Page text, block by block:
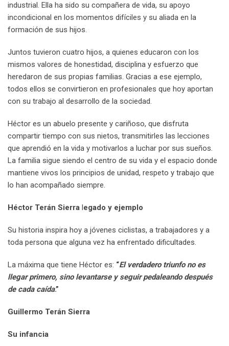
industrial. Ella ha sido su compañera de vida, su apoyo
incondicional en los momentos difíciles y su aliada en la
formación de sus hijos.
Juntos tuvieron cuatro hijos, a quienes educaron con los
mismos valores de honestidad, disciplina y esfuerzo que
heredaron de sus propias familias. Gracias a ese ejemplo,
todos ellos se convirtieron en profesionales que hoy aportan
con su trabajo al desarrollo de la sociedad.
Héctor es un abuelo presente y cariñoso, que disfruta
compartir tiempo con sus nietos, transmitirles las lecciones
que aprendió en la vida y motivarlos a luchar por sus sueños.
La familia sigue siendo el centro de su vida y el espacio donde
mantiene vivos los principios de unidad, respeto y trabajo que
lo han acompañado siempre.
Héctor Terán Sierra legado y ejemplo
Su historia inspira hoy a jóvenes ciclistas, a trabajadores y a
toda persona que alguna vez ha enfrentado dificultades.
La máxima que tiene Héctor es: “El verdadero triunfo no es
llegar primero, sino levantarse y seguir pedaleando después
de cada caída.”
Guillermo Terán Sierra
Su infancia